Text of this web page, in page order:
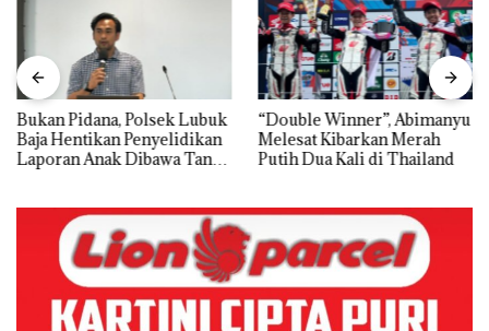
Bukan Pidana, Polsek Lubuk
Baja Hentikan Penyelidikan
Laporan Anak Dibawa Tanpa
“Double Winner”, Abimanyu
Melesat Kibarkan Merah
Putih Dua Kali di Thailand